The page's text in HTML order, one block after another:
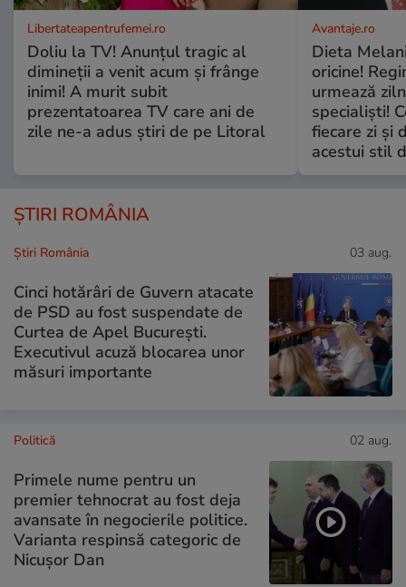
Libertateapentrufemei.ro
Doliu la TV! Anunțul tragic al
dimineții a venit acum și frânge
inimi! A murit subit
prezentatoarea TV care ani de
zile ne-a adus știri de pe Litoral
Avantaje.ro
Dieta
oricine!
urmează
specialiști!
fiecare zi și
acestui stil
ȘTIRI ROMÂNIA
Știri România 03 aug.
Cinci hotărâri de Guvern atacate
de PSD au fost suspendate de
Curtea de Apel București.
Executivul acuză blocarea unor
măsuri importante
Politică 02 aug.
Primele nume pentru un
premier tehnocrat au fost deja
avansate în negocierile politice.
Varianta respinsă categoric de
Nicușor Dan